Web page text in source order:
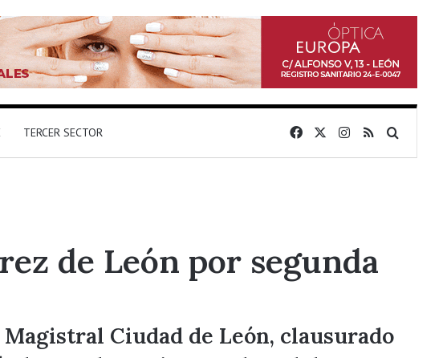
TERCER SECTOR FacebookInstagram
RSS
de León por segunda
Ciudad de León, clausurado